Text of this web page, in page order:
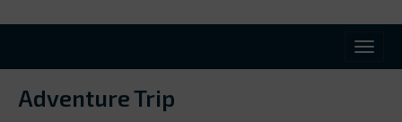
Adventure Trip